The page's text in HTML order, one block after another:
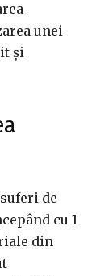
unei
și
de
cu 1
din